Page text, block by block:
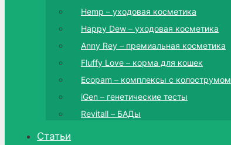
Hemp – уходовая косметика
Happy Dew – уходовая косметика
Anny Rey – премиальная косметика
Fluffy Love – корма для кошек
Ecopam – комплексы с колострумом
iGen – генетические тесты
Revitall – БАДы
Статьи